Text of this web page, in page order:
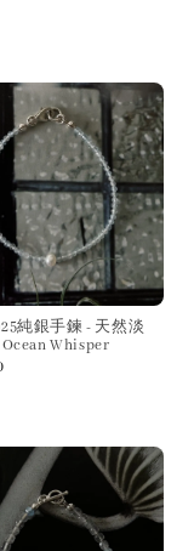
純銀手鍊 - 天然淡
Whisper